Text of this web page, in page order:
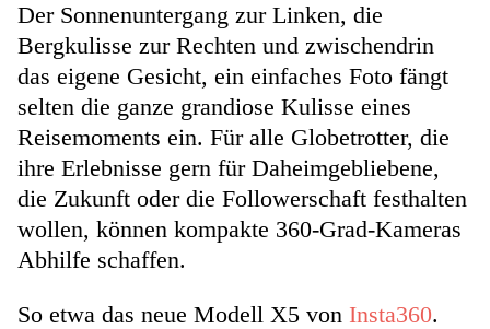
Der Sonnenuntergang zur Linken, die
Bergkulisse zur Rechten und zwischendrin
das eigene Gesicht, ein einfaches Foto fängt
selten die ganze grandiose Kulisse eines
Reisemoments ein. Für alle Globetrotter, die
ihre Erlebnisse gern für Daheimgebliebene,
die Zukunft oder die Followerschaft festhalten
wollen, können kompakte 360-Grad-Kameras
Abhilfe schaffen.
So etwa das neue Modell X5 von Insta360.